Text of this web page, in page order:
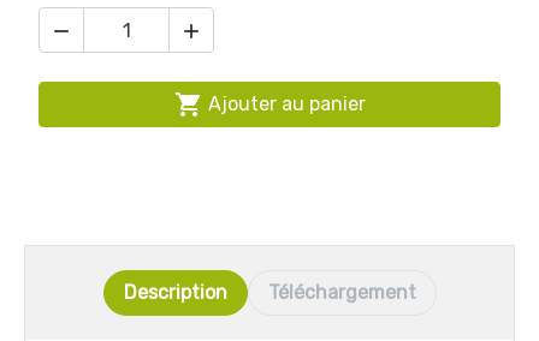
 
 Ajouter au panier
Description Téléchargement